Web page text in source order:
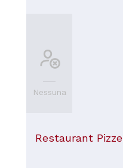
Nessuna
Restaurant